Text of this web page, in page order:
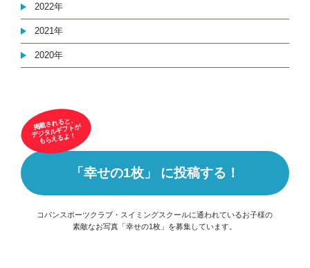
2022年
2021年
2020年
掲載されると、
デジタルギフトが
もらえるよ！
「幸せの1枚」 に投稿する！
コパンスポーツクラブ・スイミングスクールに通われているお子様の
素敵なお写真「幸せの1枚」を募集しています。